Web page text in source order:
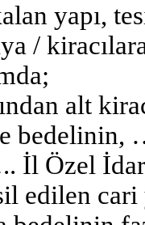
yapı,
/
alt
edilen